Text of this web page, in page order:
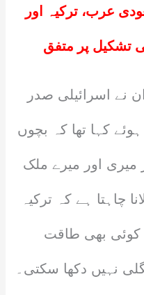
عرب، ترکیہ اور
تشکیل پر متفق
نے اسرائیلی صدر
کہا تھا کہ بچوں
میری اور میرے ملک
چاہتا ہے کہ ترکیہ
کوئی بھی طاقت
نہیں دکھا سکتی۔